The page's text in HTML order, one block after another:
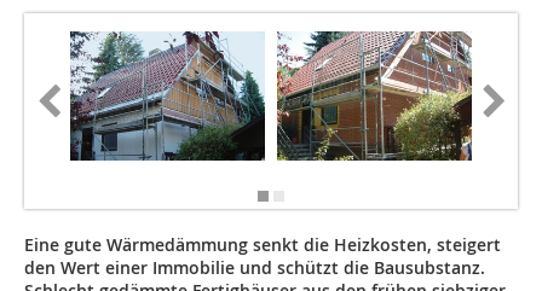
Eine gute Wärmedämmung senkt die Heizkosten, steigert
den Wert einer Immobilie und schützt die Bausubstanz.